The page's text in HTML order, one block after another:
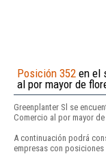
Posición 352 en el
al por mayor de
Greenplanter Sl se
Comercio al por mayor
A continuación podrá
empresas con posiciones